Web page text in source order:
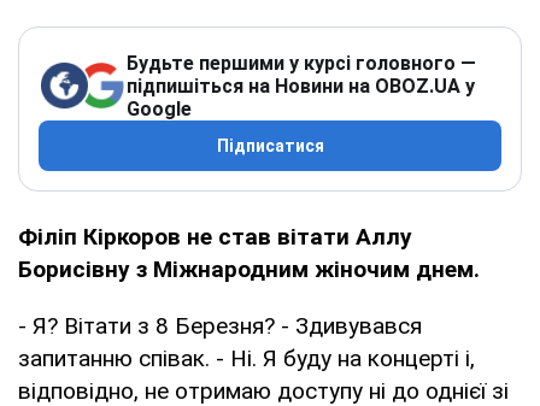
Будьте першими у курсі головного —
підпишіться на Новини на OBOZ.UA у
Google
Підписатися
Філіп Кіркоров не став вітати Аллу
Борисівну з Міжнародним жіночим днем.
- Я? Вітати з 8 Березня? - Здивувався
запитанню співак. - Ні. Я буду на концерті і,
відповідно, не отримаю доступу ні до однієї зі